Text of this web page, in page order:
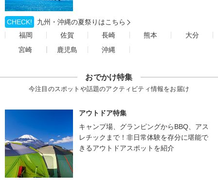
CHECK!
九州・沖縄の夏祭りはこちら
福岡
佐賀 長崎 熊本
大分
宮崎
鹿児島 沖縄
おでかけ特集
今注目のスポットや話題のアクティビティ情報をお届け
アウトドア特集
キャンプ場、グランピングからBBQ、アス
レチックまで！非日常体験を存分に堪能で
きるアウトドアスポットを紹介